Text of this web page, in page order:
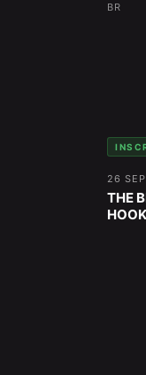
BR
26
THE